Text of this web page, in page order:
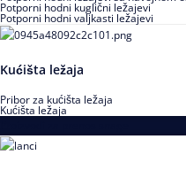
Potporni hodni kuglični ležajevi
Potporni hodni valjkasti ležajevi
Kućišta ležaja
Pribor za kućišta ležaja
Kućišta ležaja